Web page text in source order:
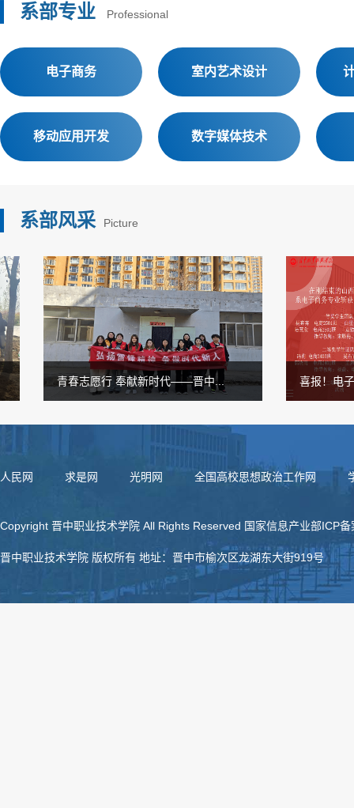
系部专业 Professional
电子商务 室内艺术设计
移动应用开发 数字媒体技术
系部风采 Picture
青春志愿行 奉献新时代——晋中... 喜报！电子
人民网 求是网 光明网 全国高校思想政治工作网
Copyright 晋中职业技术学院 All Rights Reserved 国家信息产业部ICP备
晋中职业技术学院 版权所有 地址：晋中市榆次区龙湖东大街919号